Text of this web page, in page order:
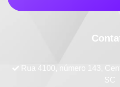
Rua 4100, número 143,
SC